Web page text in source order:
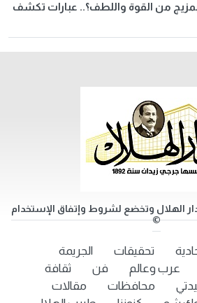
من القوة واللطف؟.. عبارات تكشف
الهلال وتخضع لشروط وإتفاق الإستخدام
©
تحقيقات
الجريمة
عرب وعالم فن
ثقافة
محافظات
مقالات